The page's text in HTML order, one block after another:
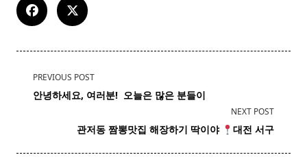
<span
class="nav-
text">Page</span>
PREVIOUS POST
안녕하세요, 여러분! ​ 오늘은 많은 분들이
NEXT POST
관저동짬뽕맛집 해장하기 딱이야 대전 서구